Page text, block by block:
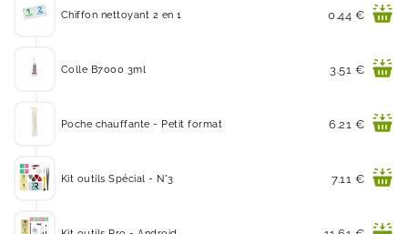
Chiffon nettoyant 2 en 1 Prix
0.44 €
Colle B7000 3ml Prix
3.51 €
Poche chauffante - Petit format Prix
6.21 €
Kit outils Spécial - N°3 Prix
7.11 €